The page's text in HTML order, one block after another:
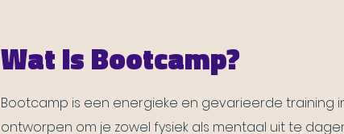
Wat is Bootcamp?
Bootcamp is een energieke en gevarieerde training
ontworpen om je zowel fysiek als mentaal uit te